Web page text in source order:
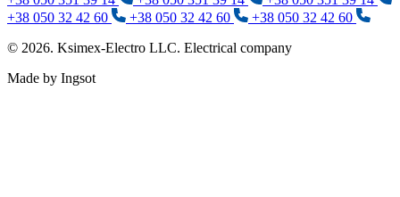
+38 050 32 42 60
+38 050 32 42 60
+38 050 32 42 60
© 2026. Ksimex-Electro LLC. Electrical company
Made by Ingsot